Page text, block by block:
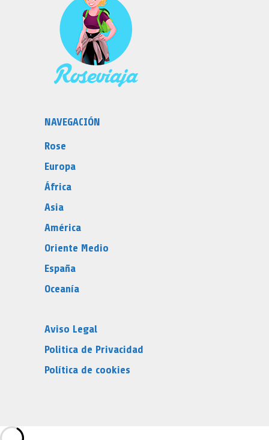
NAVEGACIÓN
Rose
Europa
África
Asia
América
Oriente Medio
España
Oceanía
Aviso Legal
Politica de Privacidad
Política de cookies